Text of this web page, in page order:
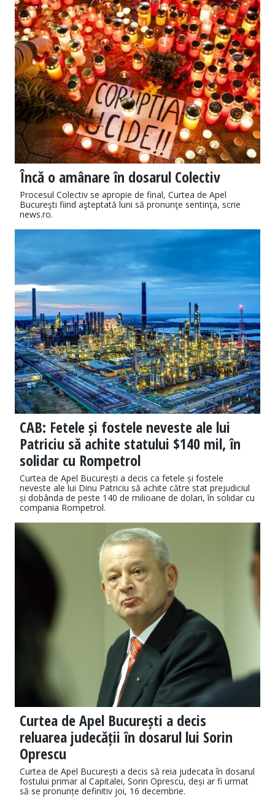
Încă o amânare în dosarul Colectiv
Procesul Colectiv se apropie de final, Curtea de Apel
Bucureşti fiind aşteptată luni să pronunţe sentinţa, scrie
news.ro.
CAB: Fetele și fostele neveste ale lui
Patriciu să achite statului $140 mil, în
solidar cu Rompetrol
Curtea de Apel București a decis ca fetele și fostele
neveste ale lui Dinu Patriciu să achite către stat prejudiciul
și dobânda de peste 140 de milioane de dolari, în solidar cu
compania Rompetrol.
Curtea de Apel București a decis
reluarea judecății în dosarul lui Sorin
Oprescu
Curtea de Apel București a decis să reia judecata în dosarul
fostului primar al Capitalei, Sorin Oprescu, deși ar fi urmat
să se pronunțe definitiv joi, 16 decembrie.